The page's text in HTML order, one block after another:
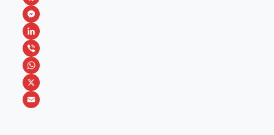
F
a
c
e
b
o
M
e
s
s
e
L
i
n
k
V
i
b
W
h
X